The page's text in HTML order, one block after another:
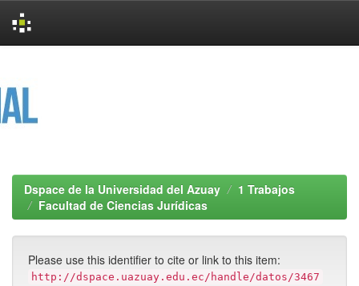
Dspace de la Universidad del Azuay
1 Trabajos
Facultad de Ciencias Jurídicas
Please use this identifier to cite or link to this item:
http://dspace.uazuay.edu.ec/handle/datos/3467